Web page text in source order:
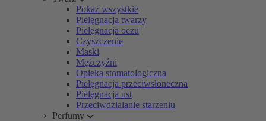
Pokaż wszystkie
Pielęgnacja twarzy
Pielęgnacja oczu
Czyszczenie
Maski
Mężczyźni
Opieka stomatologiczna
Pielęgnacja przeciwsłoneczna
Pielęgnacja ust
Przeciwdziałanie starzeniu
Perfumy